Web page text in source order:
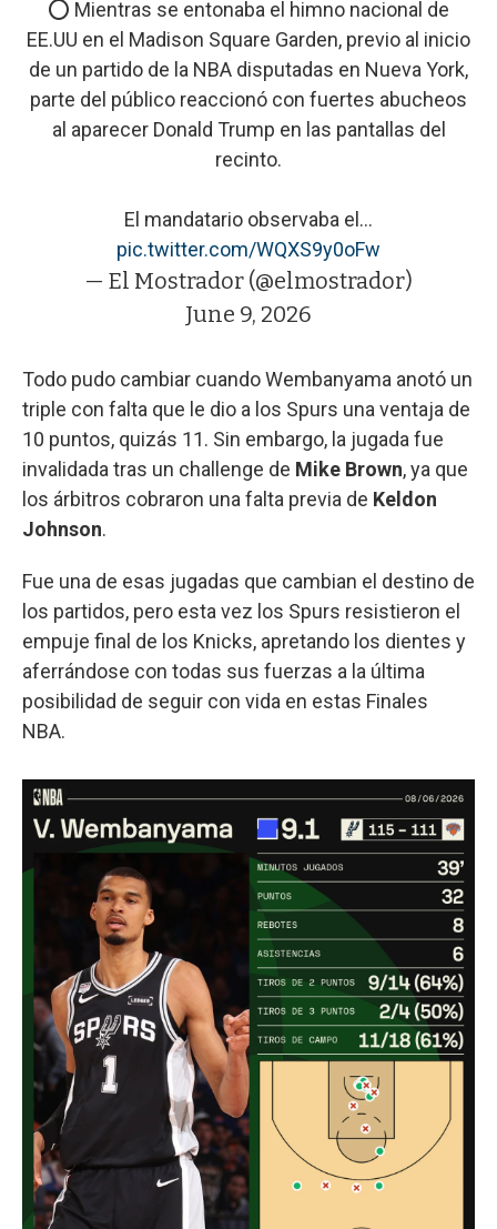
⭕ Mientras se entonaba el himno nacional de
EE.UU en el Madison Square Garden, previo al inicio
de un partido de la NBA disputadas en Nueva York,
parte del público reaccionó con fuertes abucheos
al aparecer Donald Trump en las pantallas del
recinto.
El mandatario observaba el…
pic.twitter.com/WQXS9y0oFw
— El Mostrador (@elmostrador)
June 9, 2026
Todo pudo cambiar cuando Wembanyama anotó un
triple con falta que le dio a los Spurs una ventaja de
10 puntos, quizás 11. Sin embargo, la jugada fue
invalidada tras un challenge de Mike Brown, ya que
los árbitros cobraron una falta previa de Keldon
Johnson.
Fue una de esas jugadas que cambian el destino de
los partidos, pero esta vez los Spurs resistieron el
empuje final de los Knicks, apretando los dientes y
aferrándose con todas sus fuerzas a la última
posibilidad de seguir con vida en estas Finales
NBA.